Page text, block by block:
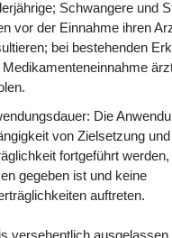
Schwangere und
vor der Einnahme ihren
bei bestehenden
Medikamenteneinnahme
Die
von Zielsetzung und
fortgeführt
gegeben ist und keine
auftreten.